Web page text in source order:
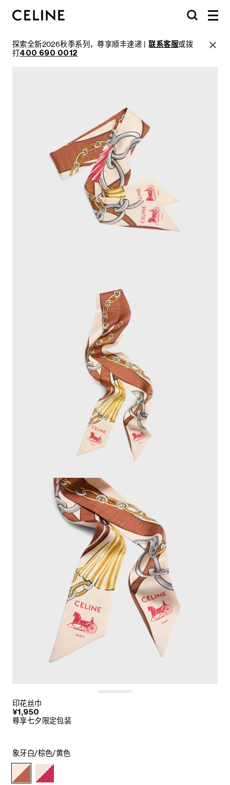
探索全新2026秋季系列，尊享顺丰速递 |联系客服或拨
打400 690 0012
印花丝巾
¥1,950
尊享七夕限定包装
象牙白/棕色/黄色